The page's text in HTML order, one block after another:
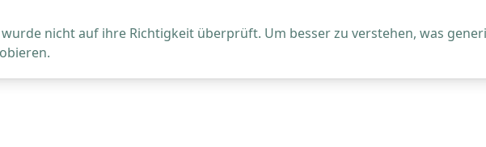
nicht auf ihre Richtigkeit überprüft. Um besser zu verstehen, was